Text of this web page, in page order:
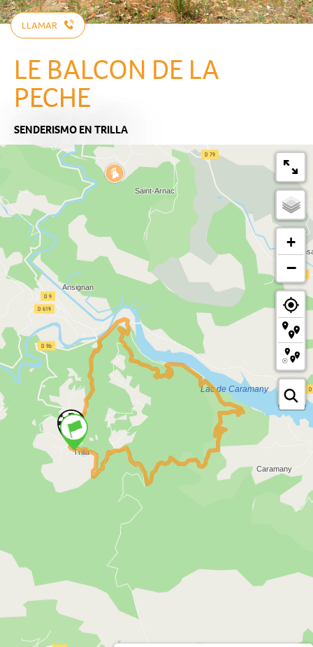
LLAMAR
LE BALCON DE LA
PECHE
SENDERISMOEN TRILLA
+
−